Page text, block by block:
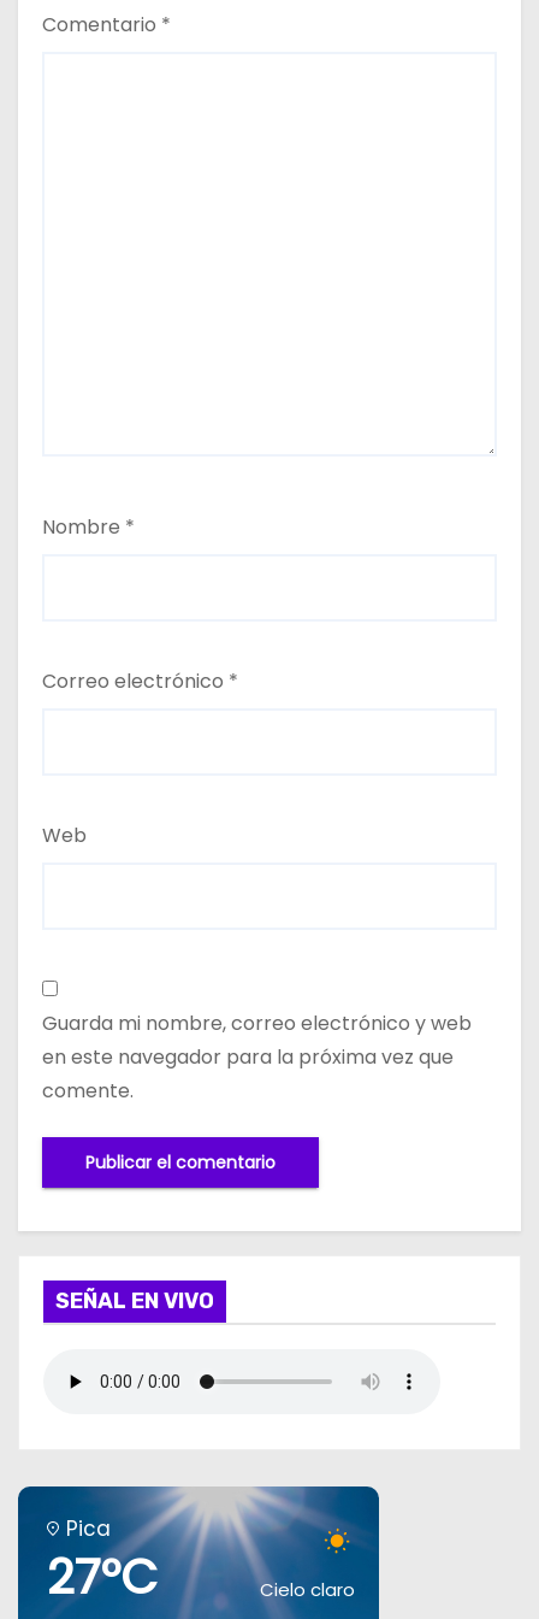
d
Comentario *
Nombre *
Correo electrónico *
Web
Guarda mi nombre, correo electrónico y web
en este navegador para la próxima vez que
comente.
SEÑAL EN VIVO
Pica
27°C Cielo claro